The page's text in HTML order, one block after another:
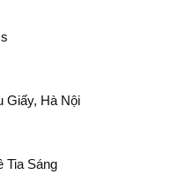
Giấy, Hà Nội
Tia Sáng